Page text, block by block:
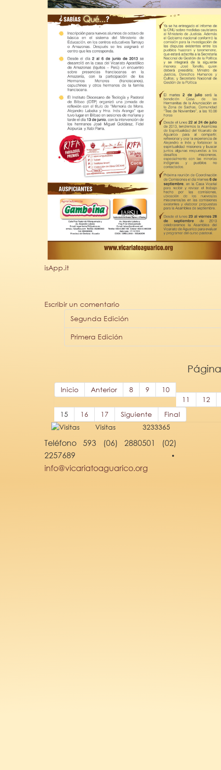
isApp.it
Escribir un comentario
Segunda Edición
Primera Edición
Inicio Anterior 8 9
10
11
12
15
16 17 Siguiente
Final
Visitas
3233365
Teléfono 593 (06) 2880501 (02)
2257689 •
info@vicariatoaguarico.org